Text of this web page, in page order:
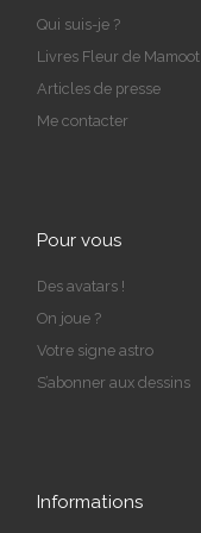
Qui suis-je ?
Livres Fleur de Mamoot
Articles de presse
Me contacter
Pour vous
Des avatars !
On joue ?
Votre signe astro
S’abonner aux dessins
Informations